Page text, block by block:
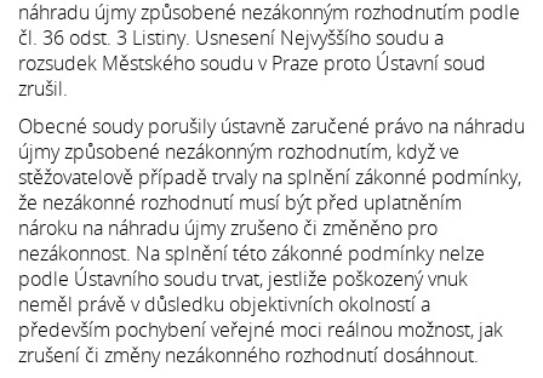
náhradu újmy způsobené nezákonným rozhodnutím podle
čl. 36 odst. 3 Listiny. Usnesení Nejvyššího soudu a
rozsudek Městského soudu v Praze proto Ústavní soud
zrušil.
Obecné soudy porušily ústavně zaručené právo na náhradu
újmy způsobené nezákonným rozhodnutím, když ve
stěžovatelově případě trvaly na splnění zákonné podmínky,
že nezákonné rozhodnutí musí být před uplatněním
nároku na náhradu újmy zrušeno či změněno pro
nezákonnost. Na splnění této zákonné podmínky nelze
podle Ústavního soudu trvat, jestliže poškozený vnuk
neměl právě v důsledku objektivních okolností a
především pochybení veřejné moci reálnou možnost, jak
zrušení či změny nezákonného rozhodnutí dosáhnout.